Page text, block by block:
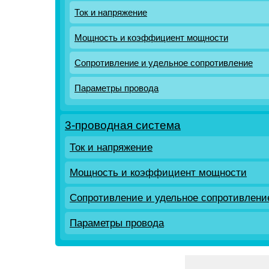
Ток и напряжение
Мощность и коэффициент мощности
Сопротивление и удельное сопротивление
Параметры провода
3-проводная система
Ток и напряжение
Мощность и коэффициент мощности
Сопротивление и удельное
Параметры провода